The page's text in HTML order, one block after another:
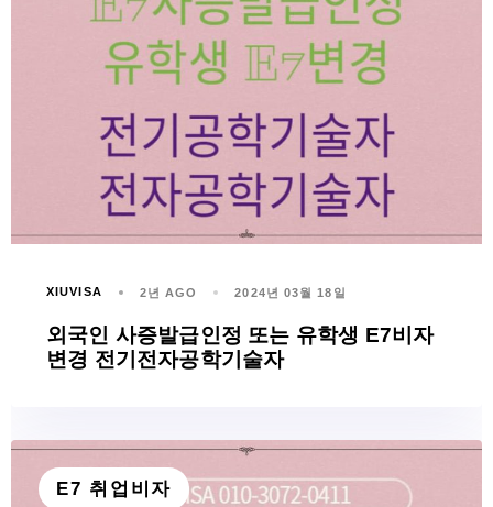
XIUVISA 2년 AGO 2024년 03월 18일
외국인 사증발급인정 또는 유학생 E7비자
변경 전기전자공학기술자
E7 취업비자